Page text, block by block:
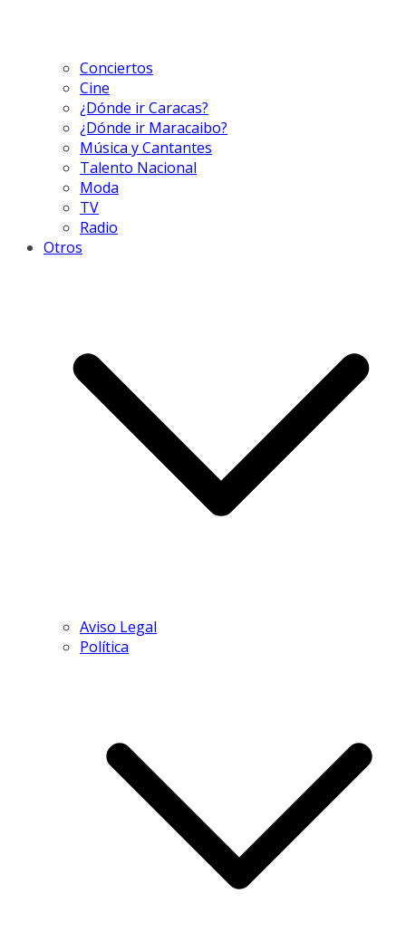
Conciertos
Cine
¿Dónde ir Caracas?
¿Dónde ir Maracaibo?
Música y Cantantes
Talento Nacional
Moda
TV
Radio
Otros
Aviso Legal
Política